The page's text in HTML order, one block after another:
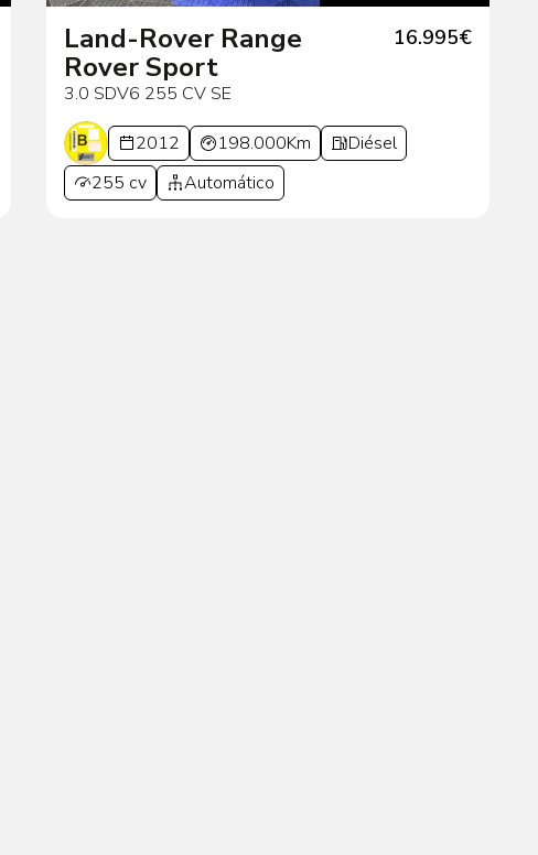
Land-Rover Range
Rover Sport
3.0 SDV6 255 CV SE
16.995€
2012 198.000Km
Diésel
255 cv
Automático